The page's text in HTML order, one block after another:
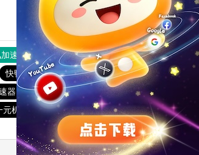
速度器
快连加速器
快鸭官网 旋风加速度器
云梯加速器
器
爬梯子加速器
元机场
旋风加速官网下载